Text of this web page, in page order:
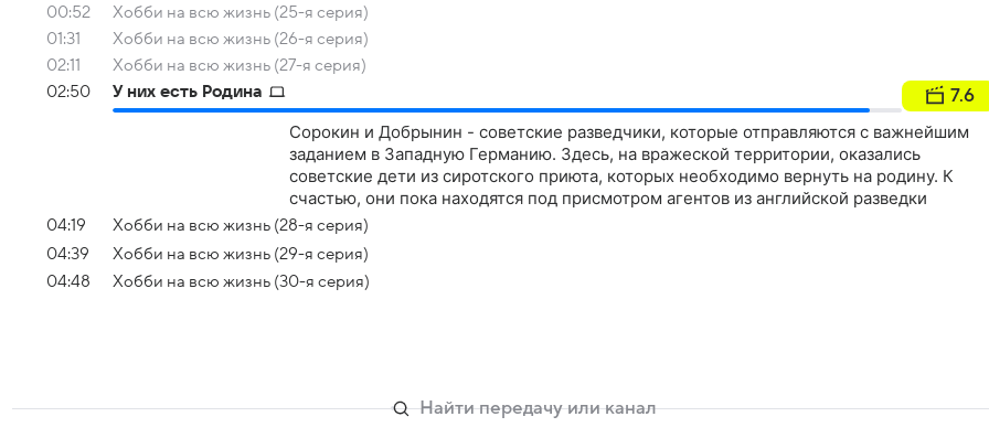
00:52
Хобби на всю жизнь (25-я серия)
01:31
Хобби на всю жизнь (26-я серия)
02:11
Хобби на всю жизнь (27-я серия)
02:50
У них есть Родина 7.6
Сорокин и Добрынин - советские разведчики, которые отправляются с важнейшим
заданием в Западную Германию. Здесь, на вражеской территории, оказались
советские дети из сиротского приюта, которых необходимо вернуть на родину. К
счастью, они пока находятся под присмотром агентов из английской разведки
04:19
Хобби на всю жизнь (28-я серия)
04:39
Хобби на всю жизнь (29-я серия)
04:48
Хобби на всю жизнь (30-я серия)